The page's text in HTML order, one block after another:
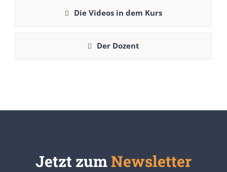
Die Videos in dem Kurs
Der Dozent
Jetzt zumNewsletter